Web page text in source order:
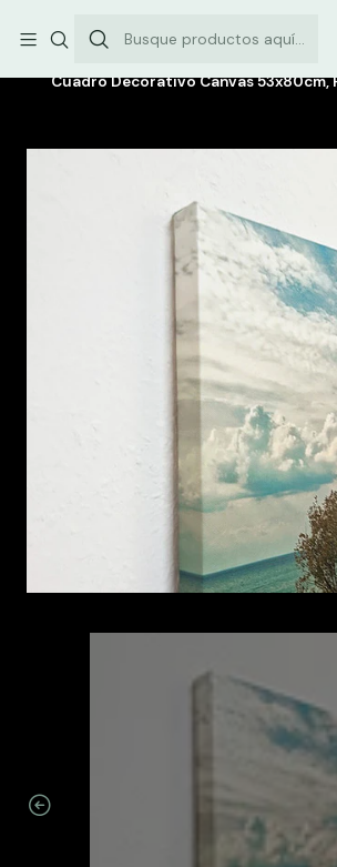
Envíos comunas de la Región
Cuadro Decorativo Canvas 53x80cm,